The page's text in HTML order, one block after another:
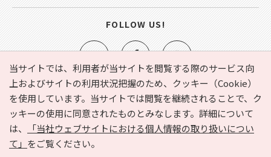
当サイトでは、利用者が当サイトを閲覧する際のサービス向
上およびサイトの利用状況把握のため、クッキー（Cookie）
を使用しています。当サイトでは閲覧を継続されることで、ク
ッキーの使用に同意されたものとみなします。詳細について
は、
「当社ウェブサイトにおける個人情報の取り扱いについ
て」 をご覧ください。
e-NAVITA（イーナビタ）とは？ お気に入り
ヘルプ
利用規約
個人情報の取り扱いについて
運営会社
サイトマップ
広告掲載に関するお問い合わせ
FOLLOW US!